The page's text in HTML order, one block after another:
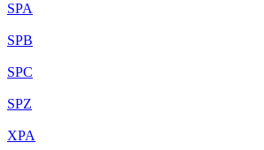
SPA
SPB
SPC
SPZ
XPA